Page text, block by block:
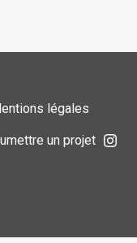
légales
un projet